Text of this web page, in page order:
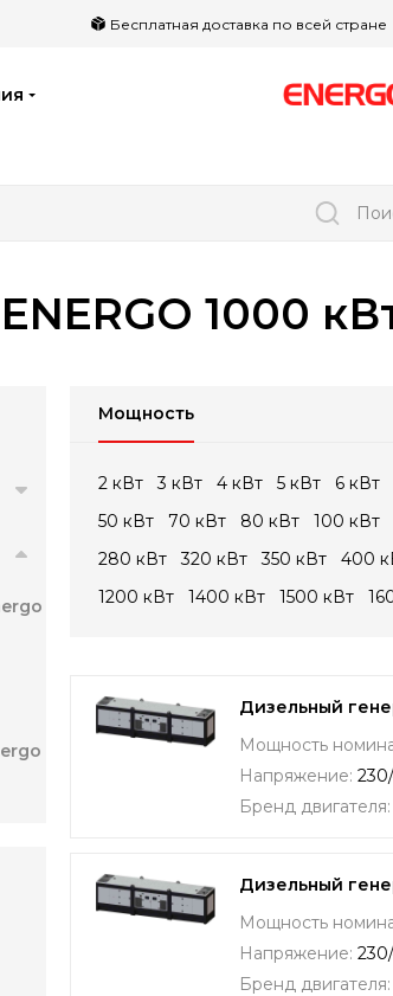
Бесплатная доставка по всей стране
1000
Мощность
2 кВт 3 кВт 4 кВт 5 кВт 6 кВт
50 кВт
70 кВт 80 кВт 100 кВт
280 кВт
320 кВт 350 кВт 400
1200 кВт
1400 кВт 1500 кВт
Дизельный
Мощность
Напряжение:
Бренд двигателя:
Дизельный
Мощность
Напряжение:
Бренд двигателя: